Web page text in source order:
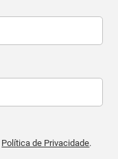
Política de Privacidade.